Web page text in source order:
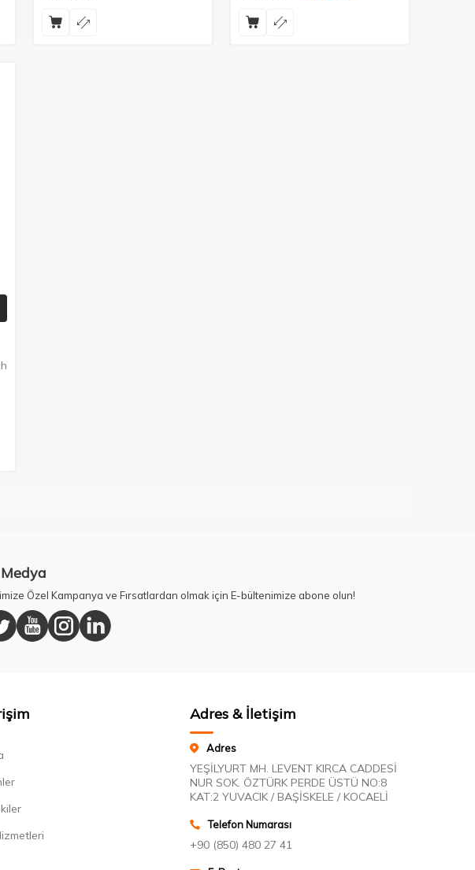
Özel Kampanya ve Fırsatlardan olmak için E-bültenimize abone olun!
Adres & İletişim
Adres
YEŞİLYURT MH. LEVENT KIRCA CADDESİ
NUR SOK. ÖZTÜRK PERDE ÜSTÜ NO:8
KAT:2 YUVACIK / BAŞİSKELE / KOCAELİ
Telefon Numarası
+90 (850) 480 27 41